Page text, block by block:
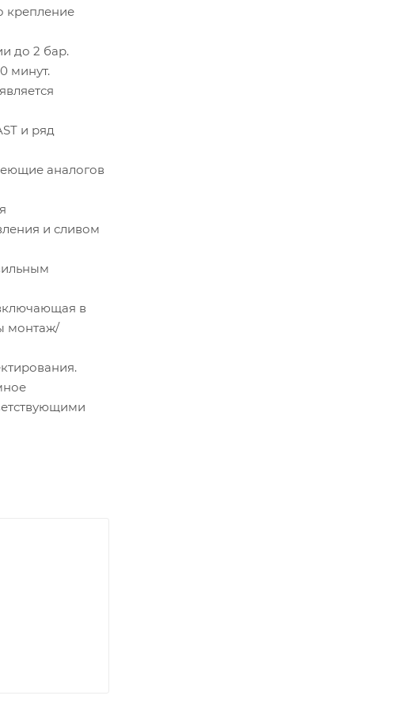
крепление
до 2 бар.
минут.
и ряд
аналогов
и сливом
в
монтаж/